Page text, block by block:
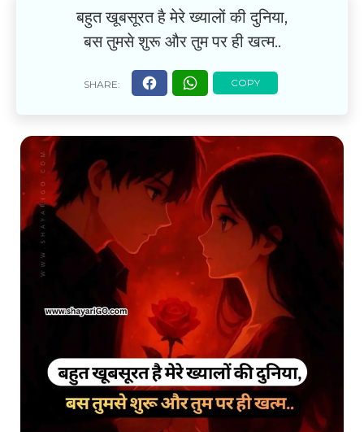
बहुत खूबसूरत है मेरे ख्यालों की दुनिया,
बस तुमसे शुरू और तुम पर ही खत्म..